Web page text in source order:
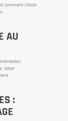
comment choisir
AU
votre
: